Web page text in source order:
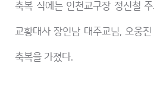
축복 식에는 인천교구장 정신철
교황대사 장인남 대주교님, 오웅
축복을 가졌다.